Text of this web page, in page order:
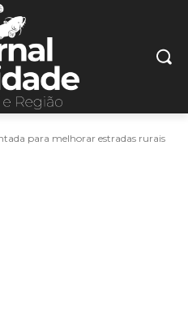
para melhorar estradas rurais